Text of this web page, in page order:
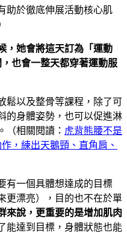
助於徹底伸展活動核心肌
，她會將這天訂為「運動
也會一整天都穿著運動服
鬆以及整骨等課程，除了可
的身體姿勢，也可以促進淋
（相關閱讀： 虎背熊腰不是
，練出天鵝頸、直角肩、
有一個具體想達成的目標
更漂亮），目的也不在於單
來說，更重要的是增加肌肉
能達到目標，身體狀態也能